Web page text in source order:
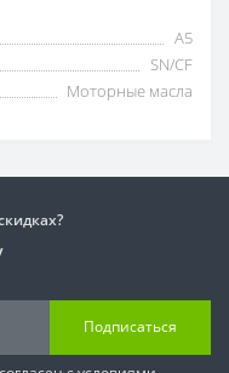
A5
SN/CF
Моторные масла
Подписаться